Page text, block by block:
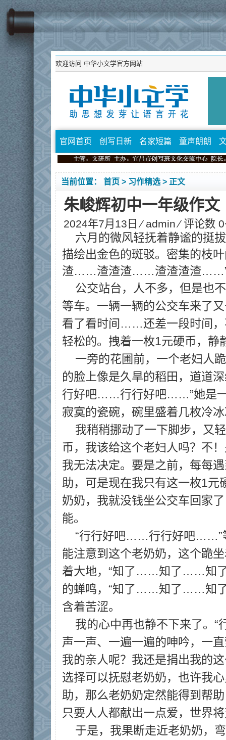
欢迎访问 中华小文学官方网站
官网首页 创写日新 名家短篇 童声朗朗
当前位置： 首页 > 习作精选 > 正文
朱峻辉初中一年级作文
2024年7月13日 ⁄ admin⁄ 评论数
六月的微风轻抚着静谧的挺
描绘出金色的斑驳。密集的枝
渣……渣渣渣……渣渣渣渣……”
公交站台，人不多，但是也
等车。一辆一辆的公交车来了
看了看时间……还差一段时间，
轻松的。拽着一枚1元硬币，静
一旁的花圃前，一个老妇人
的脸上像是久旱的稻田，道道
行好吧……行行好吧……”她是一
寂寞的瓷碗，碗里盛着几枚冷
我稍稍挪动了一下脚步，又
币，我该给这个老妇人吗？不
我无法决定。要是之前，每每
助，可是现在我只有这一枚1元
奶奶，我就没钱坐公交车回家
能。
“行行好吧……行行好吧……”
能注意到这个老奶奶，这个跪
着大地，“知了……知了……知
的蝉鸣，“知了……知了……知
含着苦涩。
我的心中再也静不下来了
声一声、一遍一遍的呻吟，一
我的亲人呢？我还是捐出我的
选择可以抚慰老奶奶，也许我
助，那么老奶奶定然能得到帮
只要人人都献出一点爱，世界
于是，我果断走近老奶奶，